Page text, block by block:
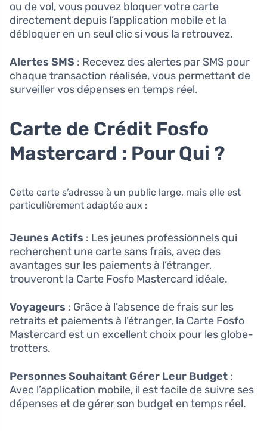
ou de vol, vous pouvez bloquer votre carte
directement depuis l’application mobile et la
débloquer en un seul clic si vous la retrouvez.
Alertes SMS : Recevez des alertes par SMS pour
chaque transaction réalisée, vous permettant de
surveiller vos dépenses en temps réel.
Carte de Crédit Fosfo
Mastercard : Pour Qui ?
Cette carte s’adresse à un public large, mais elle est
particulièrement adaptée aux :
Jeunes Actifs : Les jeunes professionnels qui
recherchent une carte sans frais, avec des
avantages sur les paiements à l’étranger,
trouveront la Carte Fosfo Mastercard idéale.
Voyageurs : Grâce à l’absence de frais sur les
retraits et paiements à l’étranger, la Carte Fosfo
Mastercard est un excellent choix pour les globe-
trotters.
Personnes Souhaitant Gérer Leur Budget :
Avec l’application mobile, il est facile de suivre ses
dépenses et de gérer son budget en temps réel.